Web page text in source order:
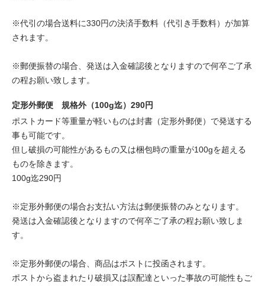
※代引の場合送料に330円の決済手数料（代引き手数料）が加算
されます。
※郵便振替の場合、発送は入金確認後となりますので何卒ご了承
の程お願い致します。
定形外郵便 規格外（100g迄）290円
ポストカード等重量が軽いものは封書（定形外郵便）で発送する
事も可能です。
但し破損の可能性があるもの又は梱包時の重量が100gを超える
ものを除きます。
100g迄290円
※定形外郵便の場合お支払い方法は郵便振替のみとなります。
発送は入金確認後となりますので何卒ご了承の程お願い致しま
す。
※定形外郵便の場合、商品はポストに投函されます。
ポストから盗まれたり破損又は誤配達といった事故の可能性もご